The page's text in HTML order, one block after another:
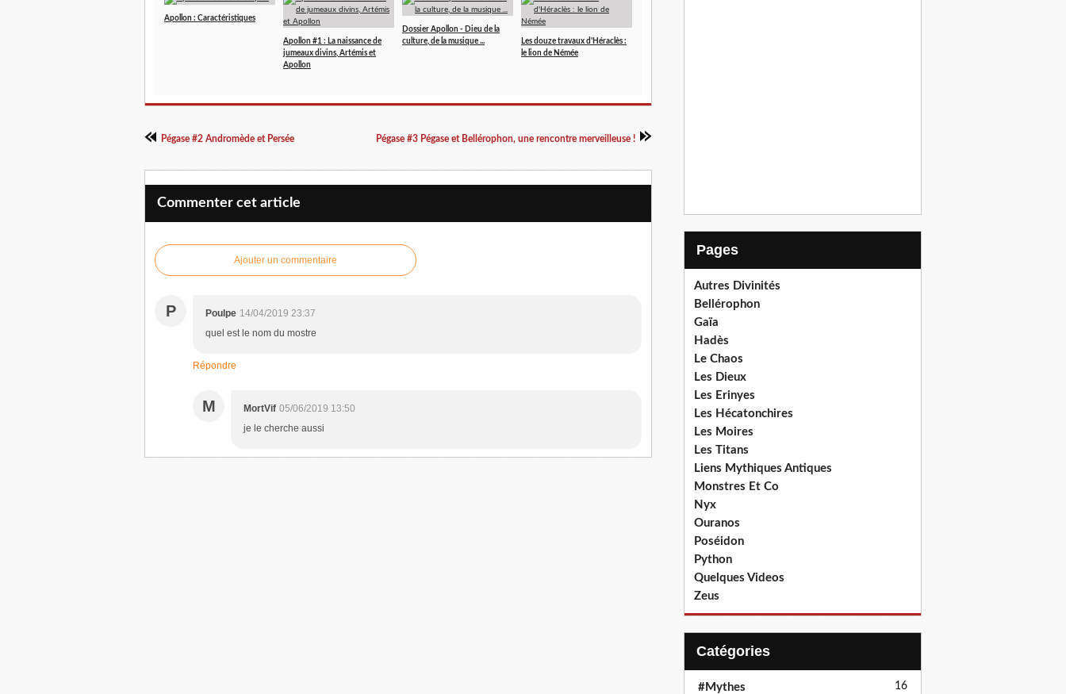
Apollon : Caractéristiques
Apollon #1 : La naissance de
jumeaux divins, Artémis et
Apollon
Dossier Apollon - Dieu de la
culture, de la musique ...
Les douze travaux d'Héraclès :
le lion de Némée
Pégase #2 Andromède et Persée Pégase #3 Pégase et Bellérophon, une rencontre merveilleuse !
Commenter cet article
Ajouter un commentaire
P Poulpe 14/04/2019 23:37
quel est le nom du mostre
Répondre
M MortVif 05/06/2019 13:50
je le cherche aussi
Pages
Autres Divinités
Bellérophon
Gaïa
Hadès
Le Chaos
Les Dieux
Les Erinyes
Les Hécatonchires
Les Moires
Les Titans
Liens Mythiques Antiques
Monstres Et Co
Nyx
Ouranos
Poséidon
Python
Quelques Videos
Zeus
Catégories
#Mythes 16